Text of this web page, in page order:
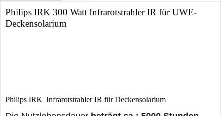
Philips IRK 300 Watt Infrarotstrahler IR für UWE-
Deckensolarium
Philips IRK Infrarotstrahler IR für Deckensolarium